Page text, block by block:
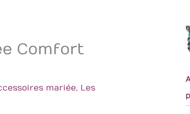
Comfort
mariée, Les